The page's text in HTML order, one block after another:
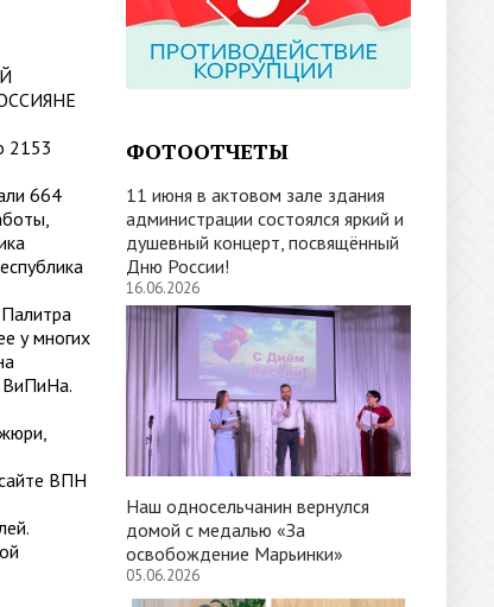
2153
664
у многих
ВиПиНа.
ВПН
ФОТООТЧЕТЫ
11 июня в актовом зале здания
администрации состоялся яркий и
душевный концерт, посвящённый
Дню России!
16.06.2026
Наш односельчанин вернулся
домой с медалью «За
освобождение Марьинки»
05.06.2026